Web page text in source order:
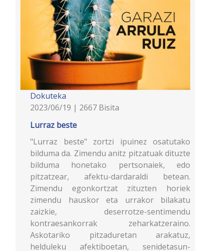
Dokuteka
2023/06/19 | 2667 Bisita
Lurraz beste
"Lurraz beste" zortzi ipuinez osatutako
bilduma da. Zimendu anitz pitzatuak dituzte
bilduma honetako pertsonaiek, edo
pitzatzear, afektu-dardaraldi betean.
Zimendu egonkortzat zituzten horiek
zimendu hauskor eta urrakor bilakatu
zaizkie, deserrotze-sentimendu
kontraesankorrak zeharkatzeraino.
Askotariko pitzaduretan arakatuz,
helduleku afektiboetan, senidetasun-